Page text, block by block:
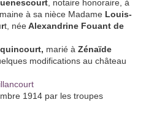
, notaire honoraire, à
à sa nièce Madame Louis-
t, néeAlexandrine Fouant de
marié à Zénaïde
modifications au château
1914 par les troupes